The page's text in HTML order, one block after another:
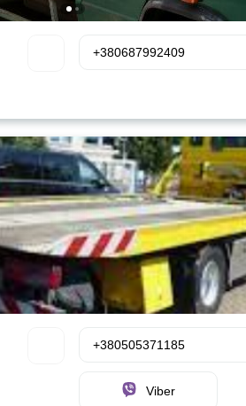
+380687992409
+380505371185
Viber